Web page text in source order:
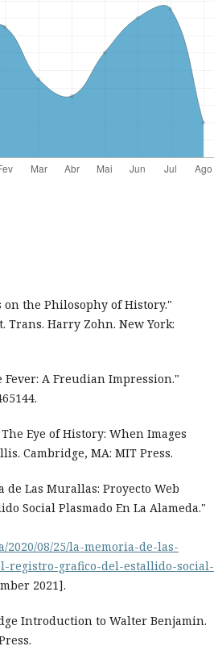
on the Philosophy of History."
Harry Zohn. New York:
Fever: A Freudian Impression."
Eye of History: When Images
Cambridge, MA: MIT Press.
de Las Murallas: Proyecto Web
Social Plasmado En La Alameda."
08/25/la-memoria-de-las-
registro-grafico-del-estallido-social-
2021].
Introduction to Walter Benjamin.